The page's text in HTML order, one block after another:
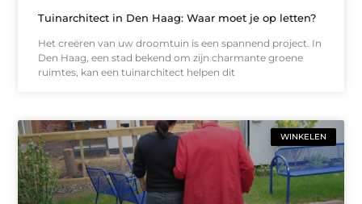
Tuinarchitect in Den Haag: Waar moet je op letten?
Het creëren van uw droomtuin is een spannend project. In
Den Haag, een stad bekend om zijn charmante groene
ruimtes, kan een tuinarchitect helpen dit
WINKELEN